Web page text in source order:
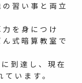
習い事と両立
を身につけ
式暗算教室で
到達し、現在
います。